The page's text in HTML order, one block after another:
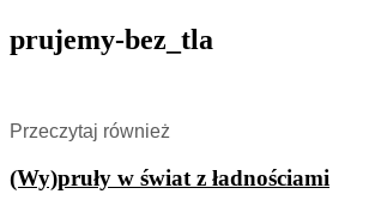
prujemy-bez_tla
Przeczytaj również
(Wy)pruły w świat z ładnościami